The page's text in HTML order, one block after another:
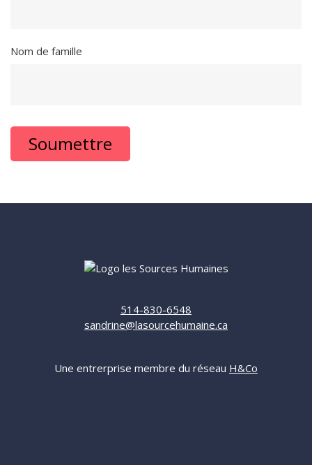
Nom de famille
514-830-6548
sandrine@lasourcehumaine.ca
Une entrerprise membre du réseau H&Co